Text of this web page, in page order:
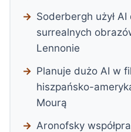
Soderbergh użył
surrealnych
Lennonie
Planuje dużo AI w
hiszpańsko-
Mourą
Aronofsky